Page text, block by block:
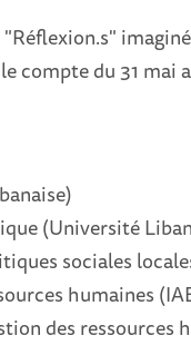
compte du 31 mai
(Université
sociales
humaines
des ressources